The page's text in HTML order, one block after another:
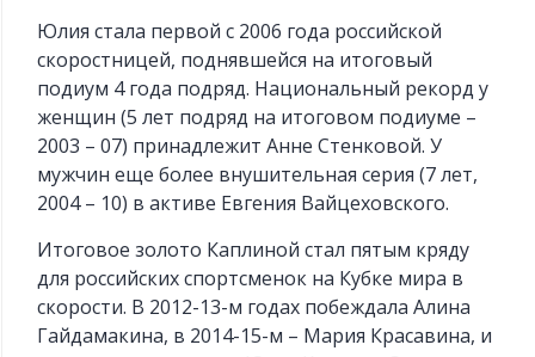
Юлия стала первой с 2006 года российской
скоростницей, поднявшейся на итоговый
подиум 4 года подряд. Национальный рекорд у
женщин (5 лет подряд на итоговом подиуме –
2003 – 07) принадлежит Анне Стенковой. У
мужчин еще более внушительная серия (7 лет,
2004 – 10) в активе Евгения Вайцеховского.
Итоговое золото Каплиной стал пятым кряду
для российских спортсменок на Кубке мира в
скорости. В 2012-13-м годах побеждала Алина
Гайдамакина, в 2014-15-м – Мария Красавина, и